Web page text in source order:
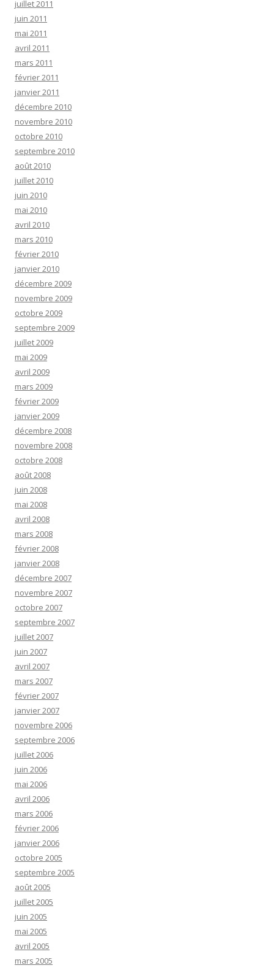
juillet 2011
juin 2011
mai 2011
avril 2011
mars 2011
février 2011
janvier 2011
décembre 2010
novembre 2010
octobre 2010
septembre 2010
août 2010
juillet 2010
juin 2010
mai 2010
avril 2010
mars 2010
février 2010
janvier 2010
décembre 2009
novembre 2009
octobre 2009
septembre 2009
juillet 2009
mai 2009
avril 2009
mars 2009
février 2009
janvier 2009
décembre 2008
novembre 2008
octobre 2008
août 2008
juin 2008
mai 2008
avril 2008
mars 2008
février 2008
janvier 2008
décembre 2007
novembre 2007
octobre 2007
septembre 2007
juillet 2007
juin 2007
avril 2007
mars 2007
février 2007
janvier 2007
novembre 2006
septembre 2006
juillet 2006
juin 2006
mai 2006
avril 2006
mars 2006
février 2006
janvier 2006
octobre 2005
septembre 2005
août 2005
juillet 2005
juin 2005
mai 2005
avril 2005
mars 2005